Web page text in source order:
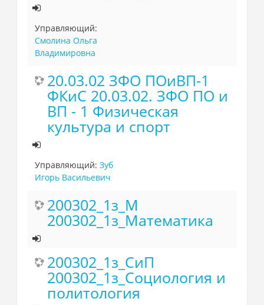
Управляющий:
Смолина Ольга
Владимировна
20.03.02 ЗФО ПОиВП-1
ФКиС 20.03.02. ЗФО ПО и
ВП - 1 Физическая
культура и спорт
Управляющий: Зуб
Игорь Васильевич
200302_1з_М
200302_1з_Математика
200302_1з_СиП
200302_1з_Социология и
политология